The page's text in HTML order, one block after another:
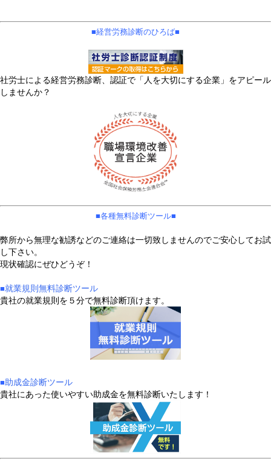
■経営労務診断のひろば■
社労士による経営労務診断、認証で「人を大切にする企業」をアピール
しませんか？
■​各種無料診断ツール■
弊所から無理な勧誘などのご連絡は一切致しませんのでご安心してお試
し下さい。
現状確認にぜひどうぞ！
■​就業規則無料診断ツール
貴社の就業規則を５分で無料診断頂けます。
■​助成金診断ツール
貴社にあった使いやすい助成金を無料診断いたします！